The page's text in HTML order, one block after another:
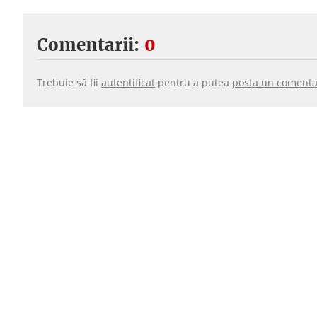
Comentarii: 0
Trebuie să fii autentificat pentru a putea posta un